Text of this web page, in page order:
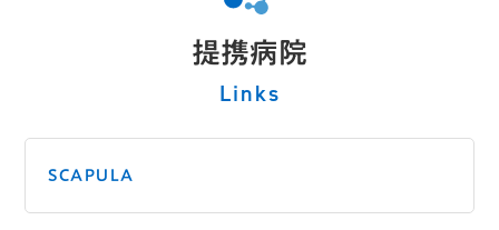
提携病院
Links
SCAPULA